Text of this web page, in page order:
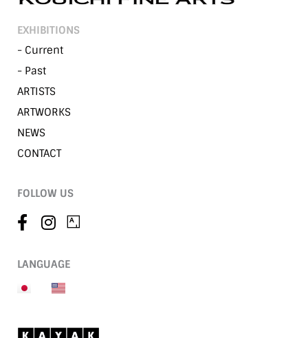
EXHIBITIONS
- Current
- Past
ARTISTS
ARTWORKS
NEWS
CONTACT
FOLLOW US
LANGUAGE